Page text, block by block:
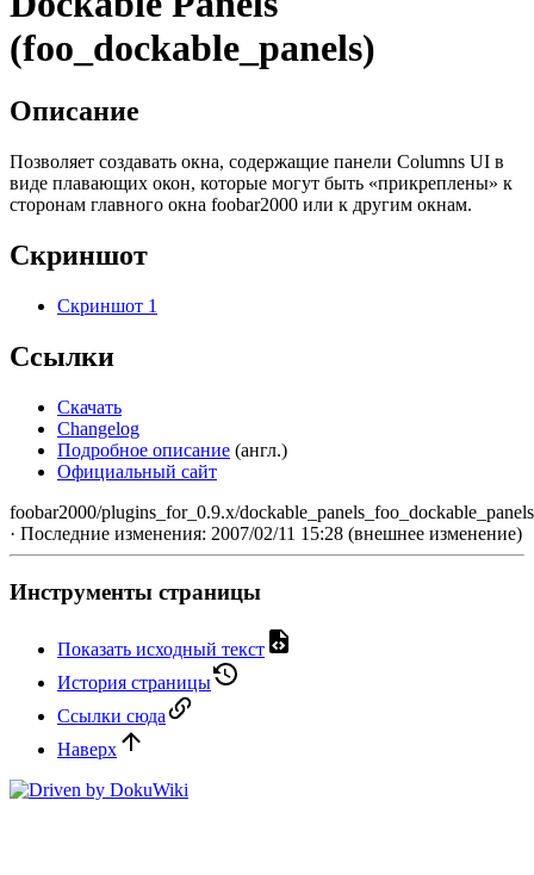
(foo_dockable_panels)
Описание
Позволяет создавать окна, содержащие панели Columns UI в
виде плавающих окон, которые могут быть «прикреплены» к
сторонам главного окна foobar2000 или к другим окнам.
Скриншот
Скриншот 1
Ссылки
Скачать
Changelog
Подробное описание (англ.)
Официальный сайт
foobar2000/plugins_for_0.9.x/
· Последние изменения: 2007/02/11 15:28 (внешнее изменение)
Инструменты страницы
Показать исходный текст
История страницы
Ссылки сюда
Наверх